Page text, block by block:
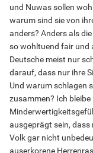
und Nuwas sollen
warum sind sie von
anders? Anders als
so wohltuend fair und
Deutsche meist nur
darauf, dass nur ihre
Und warum schlagen
zusammen? Ich
ausgeprägt sein, dass
Volk gar nicht
auserkorene